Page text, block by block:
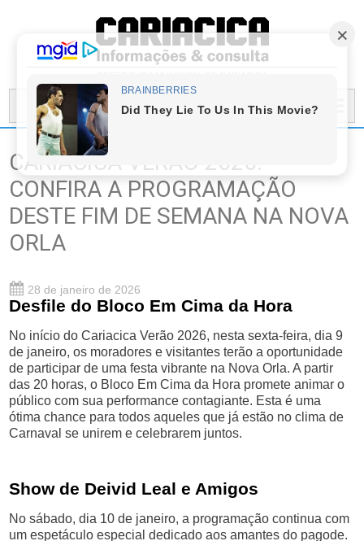
MENU...
CARIACICA VERÃO 2026:
CONFIRA A PROGRAMAÇÃO
DESTE FIM DE SEMANA NA NOVA
ORLA
28 de janeiro de 2026
Desfile do Bloco Em Cima da Hora
No início do Cariacica Verão 2026, nesta sexta-feira, dia 9
de janeiro, os moradores e visitantes terão a oportunidade
de participar de uma festa vibrante na Nova Orla. A partir
das 20 horas, o Bloco Em Cima da Hora promete animar o
público com sua performance contagiante. Esta é uma
ótima chance para todos aqueles que já estão no clima de
Carnaval se unirem e celebrarem juntos.
Show de Deivid Leal e Amigos
No sábado, dia 10 de janeiro, a programação continua com
um espetáculo especial dedicado aos amantes do pagode.